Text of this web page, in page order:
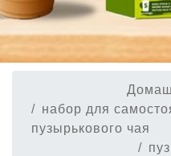
набор для
пузырькового чая